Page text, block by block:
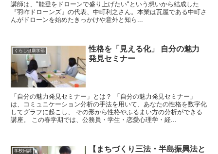
講師は、"能登をドローンで盛り上げたい"という想いから結成した
『羽咋ドローンズ』の代表、中町利之さん。本業は瓦屋である中町さ
んがドローンを始めたきっかけや意外と知ら...
くらし健康学部
性格を「見える化」 自分の魅力
発見セミナー
「自分の魅力発見セミナー」とは？ 「自分の魅力発見セミナー」
は、コミュニケーション分析の手法を用いて、あなたの性格を数字化
してグラフに起こし、 その形から性格やふるまい方の分析ができる
講座。 この春学期では、公務員・学生・恋愛心理学・経...
学校日誌
【まちづくり三法・半島振興法と